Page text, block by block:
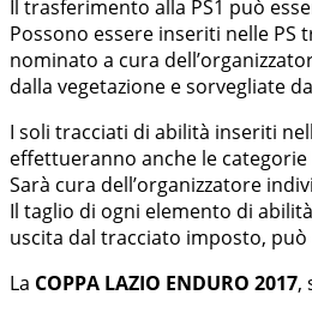
Il trasferimento alla PS1 può
Possono essere inseriti nelle
nominato a cura
dalla vegetazione e sorvegliate
I soli tracciati di abilità inseriti
effettueranno anche le categorie
Sarà cura dell’organizzatore
Il taglio di ogni elemento di
uscita dal tracciato imposto,
La COPPA LAZIO ENDURO 2017,